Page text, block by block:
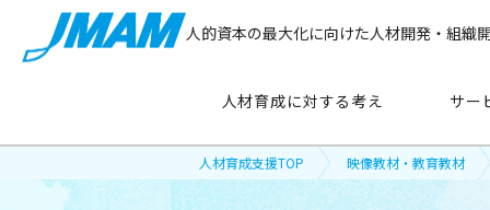
人的資本の最大化に向けた人材開発・組織
人材育成に対する考え サー
人材育成支援TOP 映像教材・教育教材